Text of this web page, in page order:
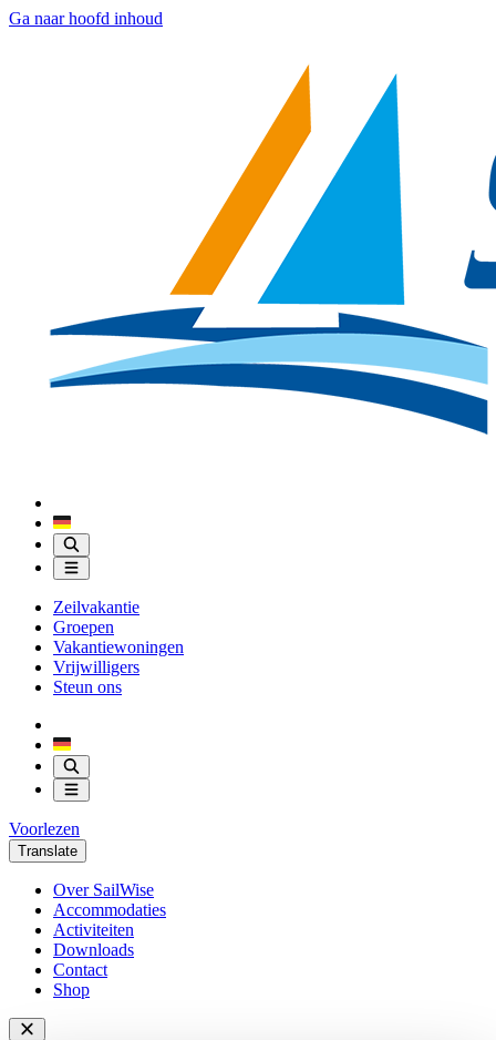
Ga naar hoofd inhoud
Zeilvakantie
Groepen
Vakantiewoningen
Vrijwilligers
Steun ons
Voorlezen
Translate
Over SailWise
Accommodaties
Activiteiten
Downloads
Contact
Shop